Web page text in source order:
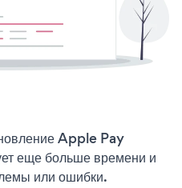
Apple Pay
еще больше времени и
или ошибки.